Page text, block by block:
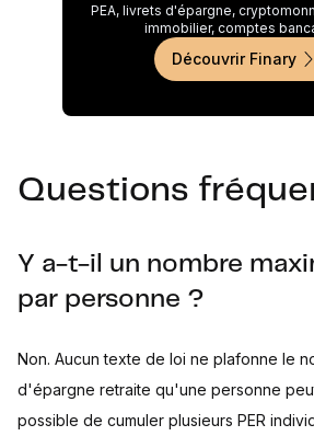
PEA, livrets d'épargne,
immobilier, comptes
Découvrir Finary
Questions
Y a-t-il un nombre
par personne ?
Non. Aucun texte de loi ne plafonne le
d'épargne retraite qu'une personne
possible de cumuler plusieurs PER